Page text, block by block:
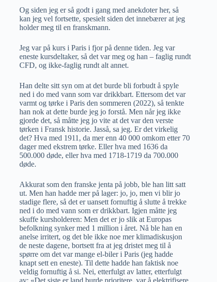
Og siden jeg er så godt i gang med anekdoter her, så
kan jeg vel fortsette, spesielt siden det innebærer at jeg
holder meg til en franskmann.
Jeg var på kurs i Paris i fjor på denne tiden. Jeg var
eneste kursdeltaker, så det var meg og han – faglig rundt
CFD, og ikke-faglig rundt alt annet.
Han delte sitt syn om at det burde bli forbudt å spyle
ned i do med vann som var drikkbart. Ettersom det var
varmt og tørke i Paris den sommeren (2022), så tenkte
han nok at dette burde jeg jo forstå. Men når jeg ikke
gjorde det, så måtte jeg jo vite at det var den verste
tørken i Fransk historie. Jasså, sa jeg. Er det virkelig
det? Hva med 1911, da mer enn 40 000 omkom etter 70
dager med ekstrem tørke. Eller hva med 1636 da
500.000 døde, eller hva med 1718-1719 da 700.000
døde.
Akkurat som den franske jenta på jobb, ble han litt satt
ut. Men han hadde mer på lager: jo, jo, men vi blir jo
stadige flere, så det er uansett fornuftig å slutte å trekke
ned i do med vann som er drikkbart. Igjen måtte jeg
skuffe kursholderen: Men det er jo slik at Europas
befolkning synker med 1 million i året. Nå ble han en
anelse irritert, og det ble ikke noe mer klimadiskusjon
de neste dagene, bortsett fra at jeg dristet meg til å
spørre om det var mange el-biler i Paris (jeg hadde
knapt sett en eneste). Til dette hadde han faktisk noe
veldig fornuftig å si. Nei, etterfulgt av latter, etterfulgt
av: «Det siste er land burde prioritere, var å elektrifisere